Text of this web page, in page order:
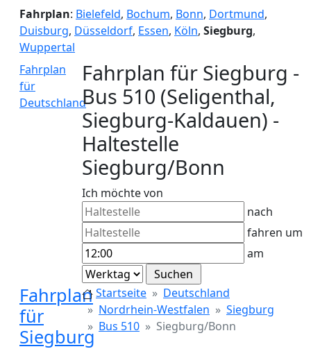
Fahrplan: Bielefeld, Bochum, Bonn, Dortmund,
Duisburg, Düsseldorf, Essen, Köln, Siegburg,
Wuppertal
Fahrplan
für
Deutschland
Fahrplan für Siegburg -
Bus 510 (Seligenthal,
Siegburg-Kaldauen) -
Haltestelle
Siegburg/Bonn
Ich möchte von
nach
fahren um
am
Fahrplan
für
Siegburg
Startseite
Deutschland
Nordrhein-Westfalen
Siegburg
Bus 510
Siegburg/Bonn